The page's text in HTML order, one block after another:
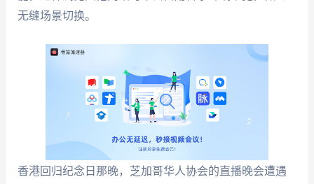
无缝场景切换。
香港回归纪念日那晚，芝加哥华人协会的直播晚会遭遇